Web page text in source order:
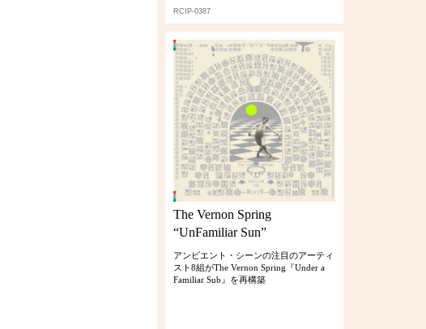
RCIP-0387
The Vernon Spring
“UnFamiliar Sun”
アンビエント・シーンの注目のアーティ
スト8組がThe Vernon Spring『Under a
Familiar Sub』を再構築